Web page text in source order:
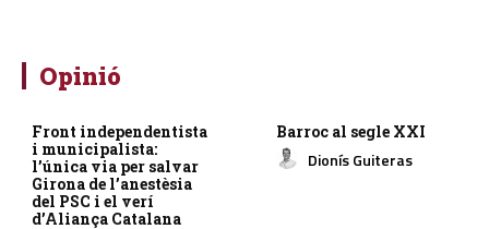
Opinió
Front independentista
i municipalista:
l’única via per salvar
Girona de l’anestèsia
del PSC i el verí
d’Aliança Catalana
Barroc al segle XXI
Dionís Guiteras